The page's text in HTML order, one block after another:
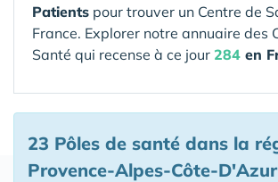
Patients pour trouver un Centre de
France. Explorer notre annuaire des
Santé qui recense à ce jour 284 en
23 Pôles de santé dans la
Provence-Alpes-Côte-D'Azur